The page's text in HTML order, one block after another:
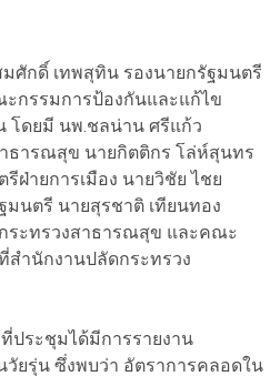
ศักดิ์ เทพสุทิน รองนายกรัฐมนตรี
กรรมการป้องกันและแก้ไข
โดยมี นพ.ชลน่าน ศรีแก้ว
ธารณสุข นายกิตติกร โล่ห์สุนทร
ฝ่ายการเมือง นายวิชัย ไชย
นตรี นายสุรชาติ เทียนทอง
ระทรวงสาธารณสุข และคณะ
สำนักงานปลัดกระทรวง
ประชุมได้มีการรายงาน
ยรุ่น ซึ่งพบว่า อัตราการคลอดใน